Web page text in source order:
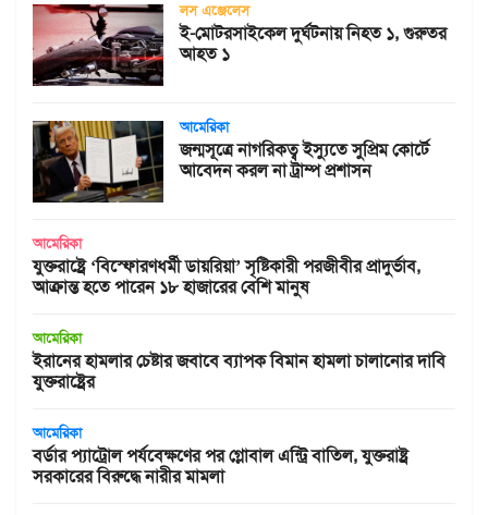
লস এঞ্জেলেস
ই-মোটরসাইকেল দুর্ঘটনায় নিহত ১, গুরুতর
আহত ১
আমেরিকা
জন্মসূত্রে নাগরিকত্ব ইস্যুতে সুপ্রিম কোর্টে
আবেদন করল না ট্রাম্প প্রশাসন
আমেরিকা
যুক্তরাষ্ট্রে ‘বিস্ফোরণধর্মী ডায়রিয়া’ সৃষ্টিকারী পরজীবীর প্রাদুর্ভাব,
আক্রান্ত হতে পারেন ১৮ হাজারের বেশি মানুষ
আমেরিকা
ইরানের হামলার চেষ্টার জবাবে ব্যাপক বিমান হামলা চালানোর দাবি
যুক্তরাষ্ট্রের
আমেরিকা
বর্ডার প্যাট্রোল পর্যবেক্ষণের পর গ্লোবাল এন্ট্রি বাতিল, যুক্তরাষ্ট্র
সরকারের বিরুদ্ধে নারীর মামলা